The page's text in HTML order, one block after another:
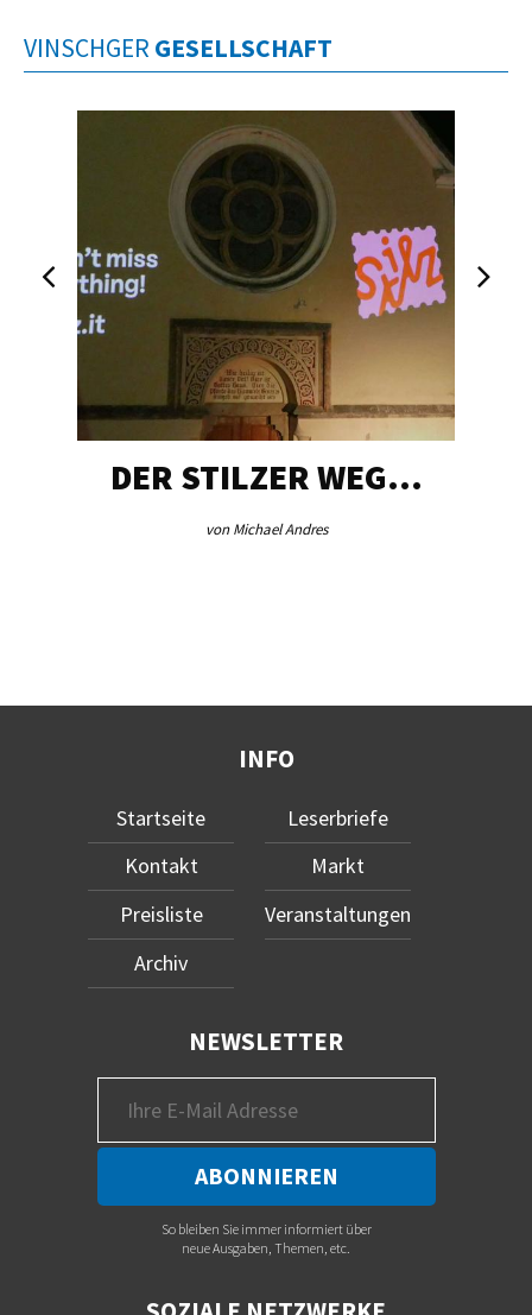
VINSCHGER GESELLSCHAFT
DER STILZER WEG…
von Michael Andres
INFO
Startseite
Kontakt
Preisliste
Archiv
Leserbriefe
Markt
Veranstaltungen
NEWSLETTER
So bleiben Sie immer informiert über
neue Ausgaben, Themen, etc.